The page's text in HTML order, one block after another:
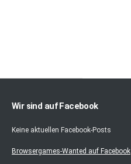
Wir sind auf Facebook
Keine aktuellen Facebook-Posts
Browsergames-Wanted auf Facebook